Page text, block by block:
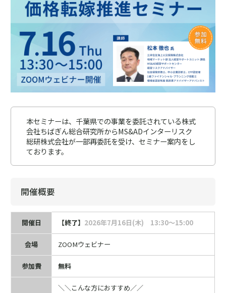
本セミナーは、千葉県での事業を委託されている株式
会社ちばぎん総合研究所からMS&ADインターリスク
総研株式会社が一部再委託を受け、セミナー案内をし
ております。
開催概要
開催日 【終了】 2026年7月16日(木) 13:30～15:00
会場 ZOOMウェビナー
参加費 無料
＼＼こんな方におすすめ／／